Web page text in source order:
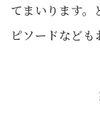
てまいります。
ピソードなども